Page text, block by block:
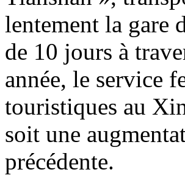
lentement la gare
de 10 jours à
année, le service
touristiques au
soit une
précédente.